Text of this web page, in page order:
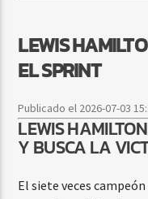
12:00 AM 2:00 AM
Beone Radio
LEWIS
EL SPRINT
Publicado el 2026-07-03
LEWIS
Y BUSCA LA
El siete veces